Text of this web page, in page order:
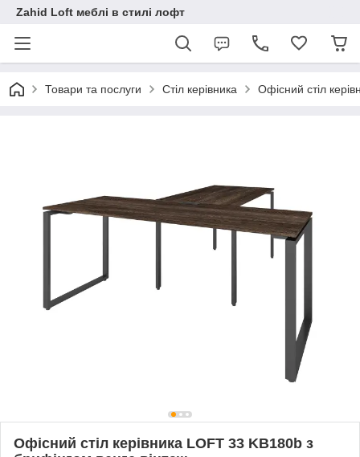
Zahid Loft меблі в стилі лофт
Товари та послуги Стіл керівника Офісний стіл
Офісний стіл керівника LOFT 33 KB180b з